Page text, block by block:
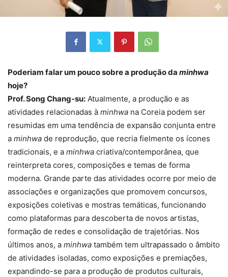
Poderiam falar um pouco sobre a produção da minhwa
hoje?
Prof. Song Chang-su: Atualmente, a produção e as
atividades relacionadas à minhwa na Coreia podem ser
resumidas em uma tendência de expansão conjunta entre
a minhwa de reprodução, que recria fielmente os ícones
tradicionais, e a minhwa criativa/contemporânea, que
reinterpreta cores, composições e temas de forma
moderna. Grande parte das atividades ocorre por meio de
associações e organizações que promovem concursos,
exposições coletivas e mostras temáticas, funcionando
como plataformas para descoberta de novos artistas,
formação de redes e consolidação de trajetórias. Nos
últimos anos, a minhwa também tem ultrapassado o âmbito
de atividades isoladas, como exposições e premiações,
expandindo-se para a produção de produtos culturais,